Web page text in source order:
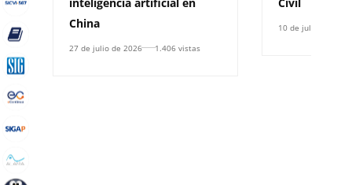
China
27 de julio de 2026 1.406 vistas
10 de julio de 2026